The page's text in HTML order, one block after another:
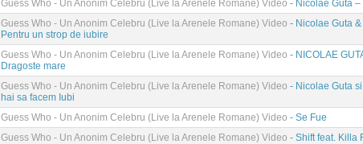
Guess Who - Un Anonim Celebru (Live la Arenele Romane) Video - Nicolae Guta
Guess Who - Un Anonim Celebru (Live la Arenele Romane) Video - Nicolae Guta
Pentru un strop de iubire
Guess Who - Un Anonim Celebru (Live la Arenele Romane) Video - NICOLAE
Dragoste mare
Guess Who - Un Anonim Celebru (Live la Arenele Romane) Video - Nicolae Guta
hai sa facem Iubi
Guess Who - Un Anonim Celebru (Live la Arenele Romane) Video - Se Fue
Guess Who - Un Anonim Celebru (Live la Arenele Romane) Video - Shift feat. Killa